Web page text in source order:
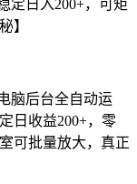
脑后台全自动运
日收益200+，零
可批量放大，真正